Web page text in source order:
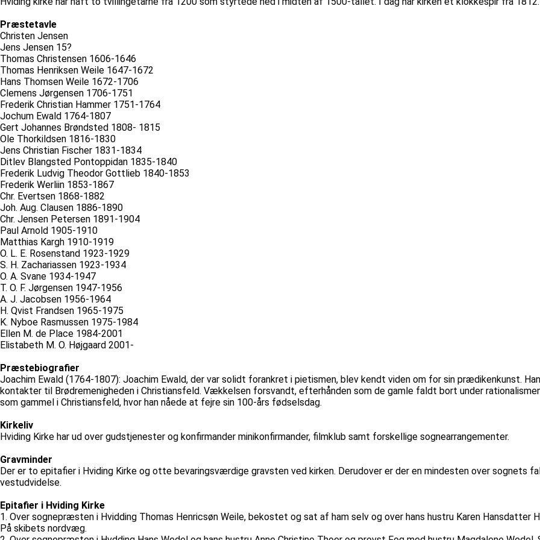
Præstetavle
Christen Jensen
Jens Jensen 15?
Thomas Christensen 1606-1646
Thomas Henriksen Weile 1647-1672
Hans Thomsen Weile 1672-1706
Clemens Jørgensen 1706-1751
Frederik Christian Hammer 1751-1764
Jochum Ewald 1764-1807
Gert Johannes Brøndsted 1808- 1815
Ole Thorkildsen 1816-1830
Jens Christian Fischer 1831-1834
Ditlev Blangsted Pontoppidan 1835-1840
Frederik Ludvig Theodor Gottlieb 1840-1853
Frederik Werliin 1853-1867
Chr. Evertsen 1868-1882
Joh. Aug. Clausen 1886-1890
Chr. Jensen Petersen 1891-1904
Paul Arnold 1905-1910
Matthias Kargh 1910-1919
O. L. E. Rosenstand 1923-1929
S. H. Zachariassen 1923-1934
O. A. Svane 1934-1947
T. O. F. Jørgensen 1947-1956
A. J. Jacobsen 1956-1964
H. Qvist Frandsen 1965-1975
K. Nyboe Rasmussen 1975-1984
Ellen M. de Place 1984-2001
Elistabeth M. O. Højgaard 2001-
Præstebiografier
Joachim Ewald (1764-1807): Joachim Ewald, der var solidt forankret i pietismen, blev kendt viden om for sin prædikenkunst.
kontakter til Brødremenigheden i Christiansfeld. Vækkelsen forsvandt, efterhånden som de gamle faldt bort under
som gammel i Christiansfeld, hvor han nåede at fejre sin 100-års fødselsdag.
Kirkeliv
Hviding Kirke har ud over gudstjenester og konfirmander minikonfirmander, filmklub samt forskellige sognearrangementer.
Gravminder
Der er to epitafier i Hviding Kirke og otte bevaringsværdige gravsten ved kirken. Derudover er der en mindesten over sognets
vestudvidelse.
Epitafier i Hviding Kirke
1. Over sognepræsten i Hvidding Thomas Henricsøn Weile, bekostet og sat af ham selv og over hans hustru Karen Hansdatter
På skibets nordvæg.